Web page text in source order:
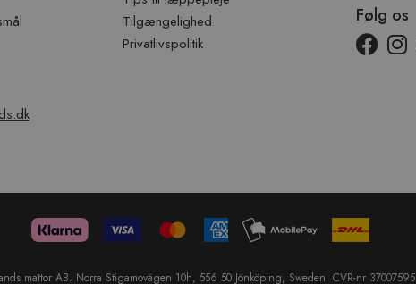
Tilgængelighed
Privatlivspolitik
Følg os
mattor AB. Norra Stigamovägen 10h, 556 50 Jönköping, Sweden. CVR-nr 37007595